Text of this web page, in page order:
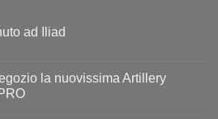
ad Iliad
la nuovissima Artillery